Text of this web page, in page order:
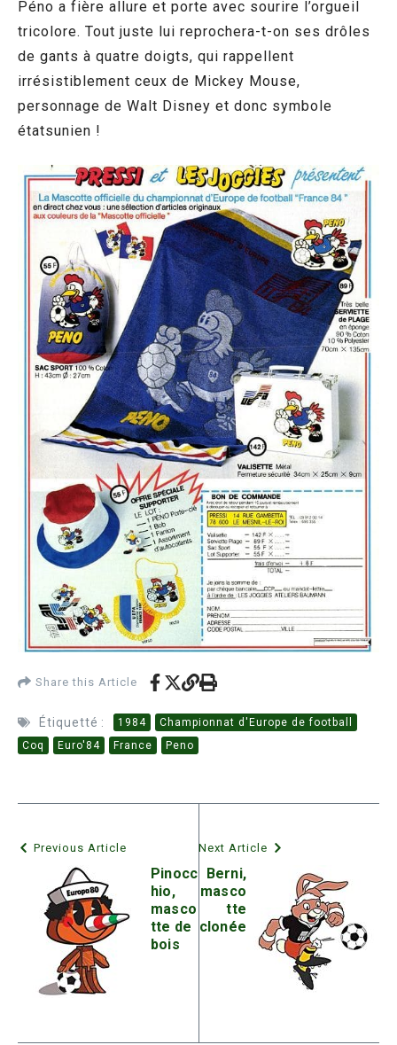
Péno a fière allure et porte avec sourire l’orgueil
tricolore. Tout juste lui reprochera-t-on ses drôles
de gants à quatre doigts, qui rappellent
irrésistiblement ceux de Mickey Mouse,
personnage de Walt Disney et donc symbole
étatsunien !
Share this Article
Étiquetté : 1984
Championnat d'Europe de football
Coq
Euro'84 France Peno
Previous Article
Pinocc
hio,
masco
tte de
bois
Next Article
Berni,
masco
tte
clonée